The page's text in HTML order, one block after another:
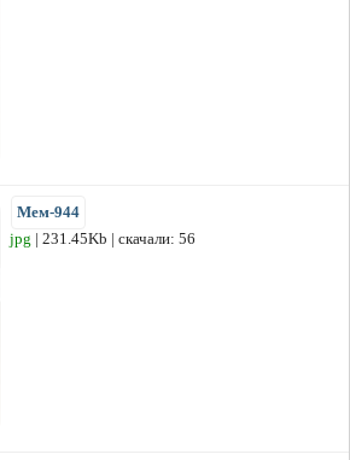
Мем-944
jpg | 231.45Kb | скачали: 56